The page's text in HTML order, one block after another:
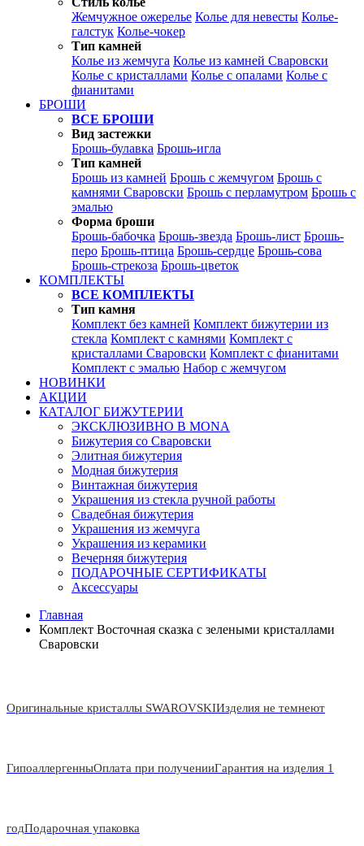
Жемчужное ожерелье Колье для невесты Колье-
галстук Колье-чокер
Тип камней
Колье из жемчуга Колье из камней Сваровски
Колье с кристаллами Колье с опалами Колье с
фианитами
БРОШИ
ВСЕ БРОШИ
Вид застежки
Брошь-булавка Брошь-игла
Тип камней
Брошь из камней Брошь с жемчугом Брошь с
камнями Сваровски Брошь с перламутром Брошь с
эмалью
Форма броши
Брошь-бабочка Брошь-звезда Брошь-лист Брошь-
перо Брошь-птица Брошь-сердце Брошь-сова
Брошь-стрекоза Брошь-цветок
КОМПЛЕКТЫ
ВСЕ КОМПЛЕКТЫ
Тип камня
Комплект без камней Комплект бижутерии из
стекла Комплект с камнями Комплект с
кристаллами Сваровски Комплект с фианитами
Комплект с эмалью Набор с жемчугом
НОВИНКИ
АКЦИИ
КАТАЛОГ БИЖУТЕРИИ
ЭКСКЛЮЗИВНО В MONA
Бижутерия со Сваровски
Элитная бижутерия
Модная бижутерия
Винтажная бижутерия
Украшения из стекла ручной работы
Свадебная бижутерия
Украшения из жемчуга
Украшения из керамики
Вечерняя бижутерия
ПОДАРОЧНЫЕ СЕРТИФИКАТЫ
Аксессуары
Главная
Комплект Восточная сказка с зелеными кристаллами
Сваровски
Оригинальные кристаллы SWAROVSKIИзделия не темнеют
ГипоаллергенныОплата при полученииГарантия на изделия 1
годПодарочная упаковка